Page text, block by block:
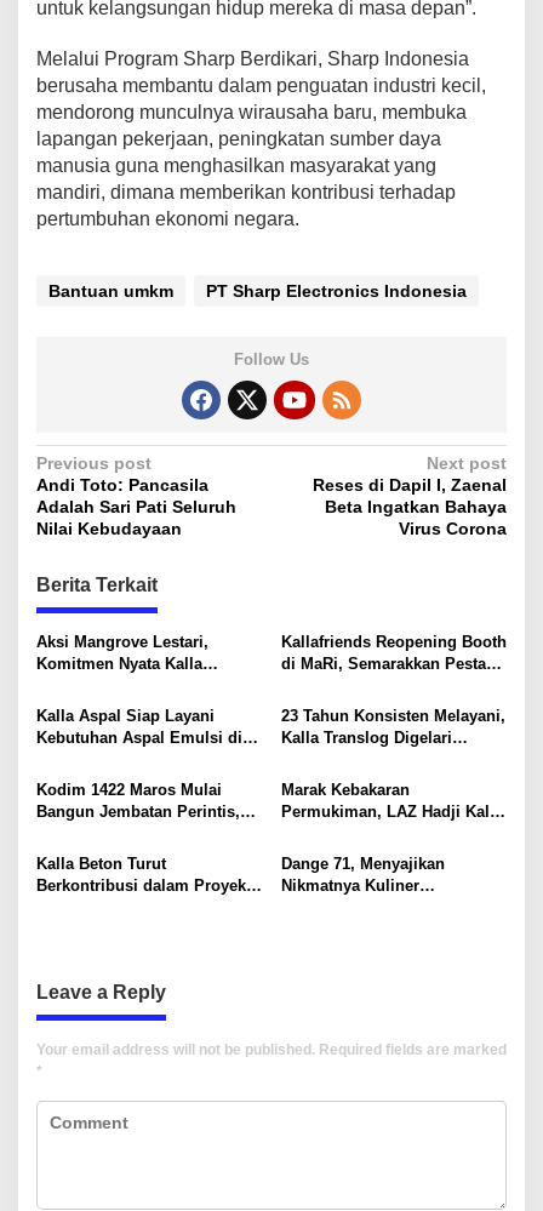
untuk kelangsungan hidup mereka di masa depan”.
Melalui Program Sharp Berdikari, Sharp Indonesia
berusaha membantu dalam penguatan industri kecil,
mendorong munculnya wirausaha baru, membuka
lapangan pekerjaan, peningkatan sumber daya
manusia guna menghasilkan masyarakat yang
mandiri, dimana memberikan kontribusi terhadap
pertumbuhan ekonomi negara.
Bantuan umkm PT Sharp Electronics Indonesia
Follow Us
P
o
s
t
n
a
v
i
g
a
t
o
Previous post
Andi Toto: Pancasila
Adalah Sari Pati Seluruh
Nilai Kebudayaan
Next post
Reses di Dapil I, Zaenal
Beta Ingatkan Bahaya
Virus Corona
Berita Terkait
Aksi Mangrove Lestari,
Komitmen Nyata Kalla
Keberlanjutan Lingkungan
Kallafriends Reopening Booth
di MaRi, Semarakkan Pesta
Kalla Aspal Siap Layani
Kebutuhan Aspal Emulsi di
23 Tahun Konsisten Melayani,
Kalla Translog Digelari
Jepang
Kodim 1422 Maros Mulai
Bangun Jembatan Perintis,
Marak Kebakaran
Permukiman, LAZ Hadji Kalla
Pemulihan Penyintas di
Makassar
Kalla Beton Turut
Berkontribusi dalam Proyek
Dange 71, Menyajikan
Nikmatnya Kuliner
Leave a Reply
Your email address will not be published. Required fields are marked
*